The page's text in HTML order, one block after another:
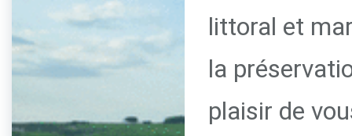
littoral et
la
plaisir de